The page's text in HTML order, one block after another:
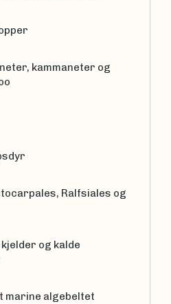
kammaneter og
Ralfsiales og
og kalde
marine algebeltet